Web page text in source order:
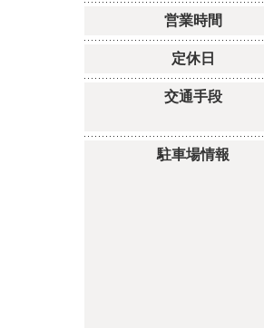
営業時間
定休日
交通手段
駐車場情報